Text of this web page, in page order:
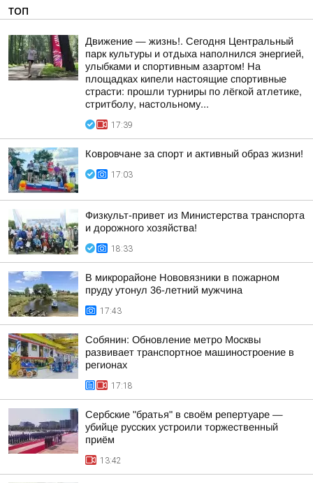
ТОП
Движение — жизнь!. Сегодня Центральный
парк культуры и отдыха наполнился энергией,
улыбками и спортивным азартом! На
площадках кипели настоящие спортивные
страсти: прошли турниры по лёгкой атлетике,
стритболу, настольному...
17:39
Ковровчане за спорт и активный образ жизни!
17:03
Физкульт-привет из Министерства транспорта
и дорожного хозяйства!
18:33
В микрорайоне Нововязники в пожарном
пруду утонул 36-летний мужчина
17:43
Собянин: Обновление метро Москвы
развивает транспортное машиностроение в
регионах
17:18
Сербские "братья" в своём репертуаре —
убийце русских устроили торжественный
приём
13:42